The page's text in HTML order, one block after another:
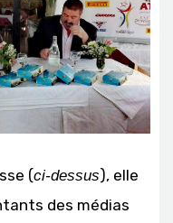
(ci-dessus), elle
des médias